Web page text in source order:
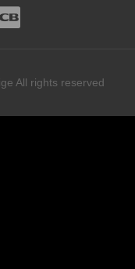
All rights reserved